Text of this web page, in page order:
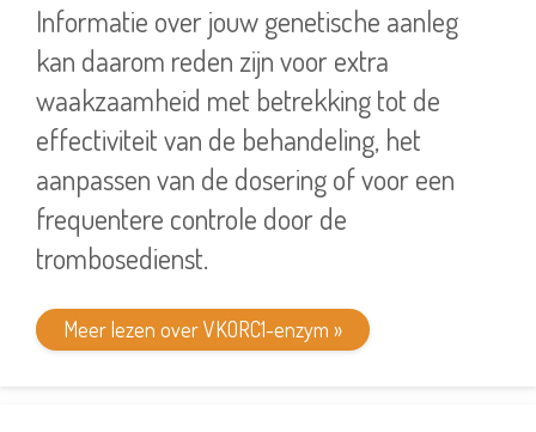
Informatie over jouw genetische aanleg
kan daarom reden zijn voor extra
waakzaamheid met betrekking tot de
effectiviteit van de behandeling, het
aanpassen van de dosering of voor een
frequentere controle door de
trombosedienst.
Meer lezen over VKORC1-enzym »